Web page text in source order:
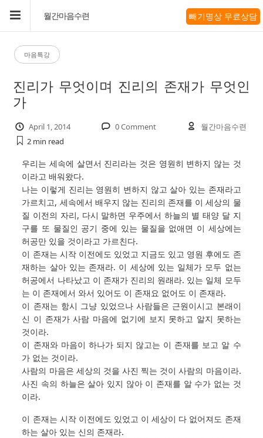
월간마음수련 빼기명상 무료상담
마음특강
진리가 무엇이며 진리의 존재가 무엇인
가
April 1, 2014 0 Comment
월간마음수련
2 min read
우리는 세속에 살면서 진리라는 것은 영원히 변하지 않는 것
이라고 배워왔다.
나는 이렇게 진리는 영원히 변하지 않고 살아 있는 존재라고
가르치고, 세속에서 배우지 않는 진리의 존재를 이 세상의 물
질 이전의 자리, 다시 말하면 우주에서 하늘의 별 태양 달 지
구를 또 물질인 공기 중에 있는 물질을 없애면 이 세상에는
허공만 있을 것이라고 가르친다.
이 존재는 시작 이전에도 있었고 지금도 있고 영원 후에도 존
재하는 살아 있는 존재라. 이 세상에 있는 일체가 모두 없는
허공에서 나타났고 이 존재가 진리의 원래라. 있는 일체 모두
는 이 존재에서 와서 있어도 이 존재요 없어도 이 존재라.
이 존재는 항시 그냥 있었으나 사람들은 근원이시고 본래이
신 이 존재가 사람 마음에 없기에 보지 못하고 알지 못하는
것이라.
이 존재와 마음이 하나가 되지 않고는 이 존재를 보고 알 수
가 없는 것이라.
사람의 마음은 세상의 것을 사진 찍는 것이 사람의 마음이라.
사진 속의 하늘은 살아 있지 않아 이 존재를 알 수가 없는 것
이라.
이 존재는 시작 이전에도 있었고 이 세상이 다 없어져도 존재
하는 살아 있는 신의 존재라.